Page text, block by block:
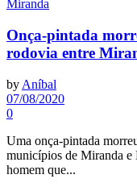
Miranda
Onça-pintada
rodovia entre
by Aníbal
07/08/2020
0
Uma onça-pintada
municípios de Miranda
homem que...